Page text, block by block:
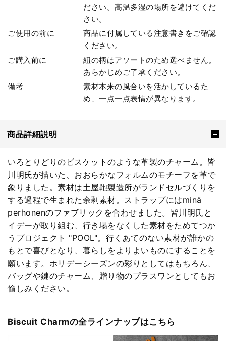
ださい。高温多湿の場所を避けてくだ
さい。
ご使用の前に
商品に付属している注意書きをご確認
ください。
ご購入前に
紐の柄はアソートのため選べません。
あらかじめご了承ください。
備考
素材本来の風合いを活かしているた
め、一点一点表情が異なります。
商品詳細説明
いろとりどりのビスケットのような革製のチャーム。皆
川明氏が描いた、おおらかなフォルムのモチーフを革で
象りました。素材は土屋鞄製造所がランドセルづくりを
する過程で生まれた余剰素材。ストラップにはminä
perhonenのファブリックを合わせました。皆川明氏と
イデーが取り組む、行き場をなくした素材をためてつか
うプロジェクト "POOL"。行くあてのない素材が誰かの
もとで喜びとなり、暮らしをよりよいものにすることを
願います。ホリデーシーズンの彩りとしてはもちろん、
バッグや鍵のチャーム、贈り物のプラスワンとしてもお
愉しみください。
Biscuit Charmの全ラインナップはこちら